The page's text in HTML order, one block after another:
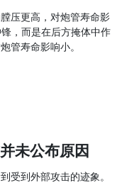
压更高，对炮管寿命影
，而是在后方掩体中作
管寿命影响小。
未公布原因
受到外部攻击的迹象。